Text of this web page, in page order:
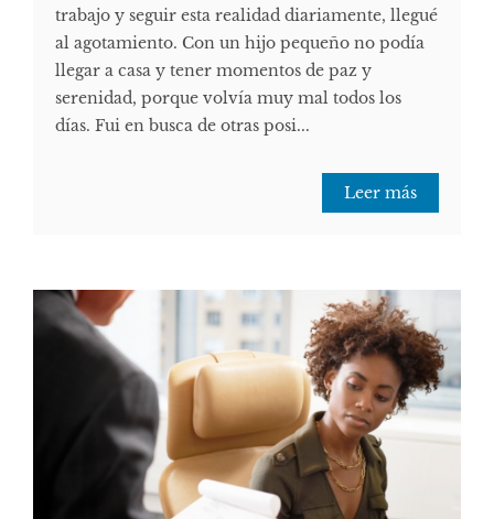
trabajo y seguir esta realidad diariamente, llegué
al agotamiento. Con un hijo pequeño no podía
llegar a casa y tener momentos de paz y
serenidad, porque volvía muy mal todos los
días. Fui en busca de otras posi...
Leer más